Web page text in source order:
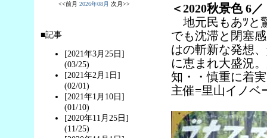
<<前月 2026年08月 次月>>
■記事
[2021年3月25日]
(03/25)
[2021年2月1日]
(02/01)
[2021年1月10日]
(01/10)
[2020年11月25日]
(11/25)
＜2020秋景色 6
地元民もあﾂと
でも沈滞と閉塞
はの斬新な発想
に恵まれ大盛況
知・・慎重に着
主催=里山イノベ